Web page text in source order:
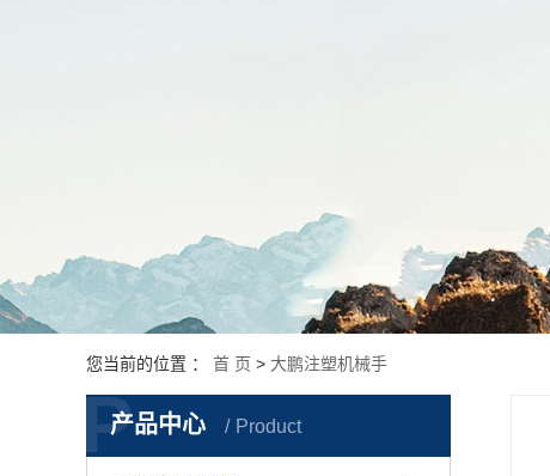
您当前的位置 ： 首 页 > 大鹏注塑机械手
产品中心 Product
P